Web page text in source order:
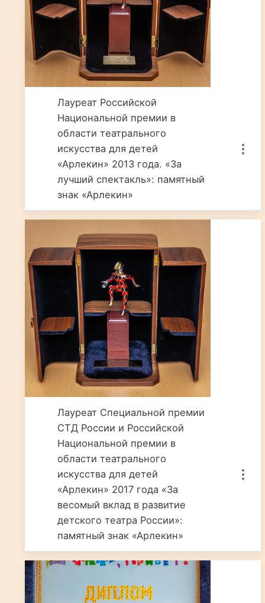
Лауреат Российской
Национальной премии в
области театрального
искусства для детей
«Арлекин» 2013 года. «За
лучший спектакль»: памятный
знак «Арлекин»
Лауреат Специальной премии
СТД России и Российской
Национальной премии в
области театрального
искусства для детей
«Арлекин» 2017 года «За
весомый вклад в развитие
детского театра России»:
памятный знак «Арлекин»